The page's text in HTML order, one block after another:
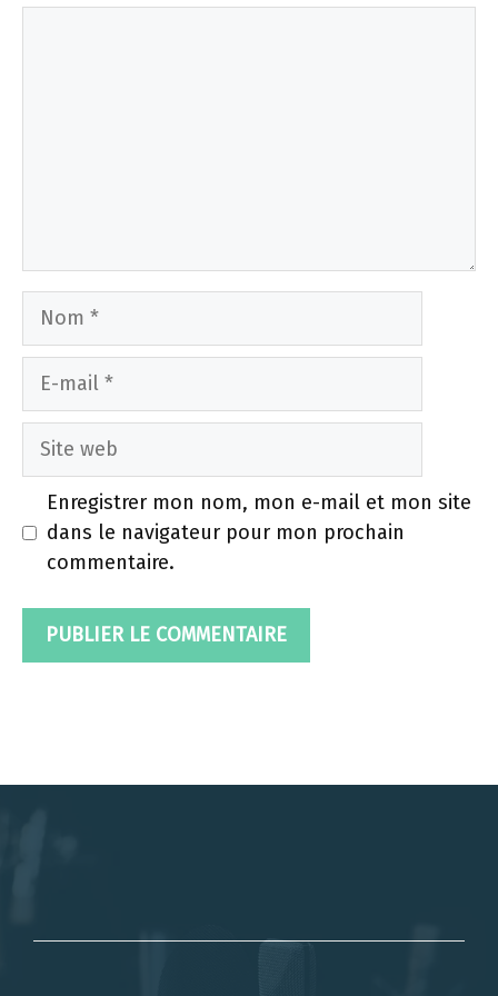
Nom
Site
Enregistrer mon nom, mon e-mail et mon site
dans le navigateur pour mon prochain
commentaire.